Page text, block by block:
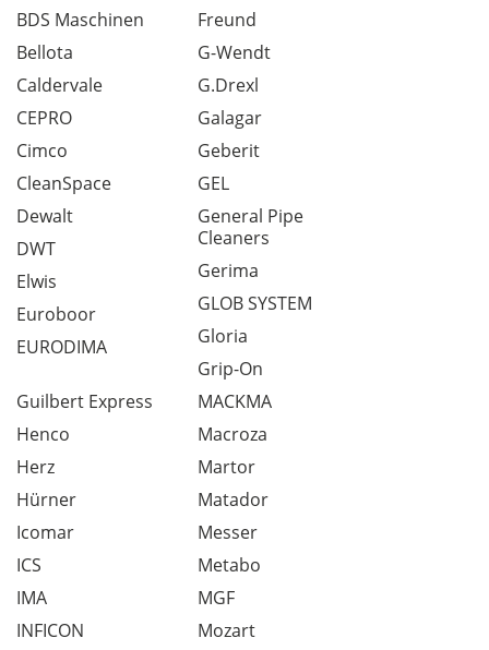
BDS Maschinen
Bellota
Caldervale
CEPRO
Cimco
CleanSpace
Dewalt
DWT
Elwis
Euroboor
EURODIMA
Freund
G-Wendt
G.Drexl
Galagar
Geberit
GEL
General Pipe
Cleaners
Gerima
GLOB SYSTEM
Gloria
Grip-On
Guilbert Express
Henco
Herz
Hürner
Icomar
ICS
IMA
INFICON
MACKMA
Macroza
Martor
Matador
Messer
Metabo
MGF
Mozart